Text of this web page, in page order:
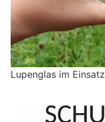
Lupenglas im Einsatz